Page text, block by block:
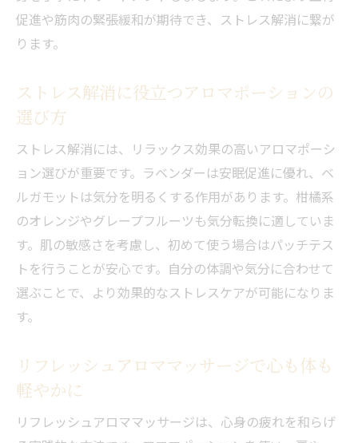
アロマポーションで家族のストレス解消を
家族団らんにぴったりのリフレッシュアイ
みんなで癒されるアロマポーションの使い
方
アロマトリートメントで穏やかな日々を手に入
れる
アロマトリートメントで穏やかな毎日を実
現するポイント
アロママッサージで心身のバランスを整え
るコツ
果
促進や筋肉の緊張緩和が期待でき、ストレス解消に繋が
ります。
ストレス解消に役立つアロマポーションの
選び方
ストレス解消には、リラックス効果の高いアロマポーシ
ョン選びが重要です。ラベンダーは安眠促進に優れ、ベ
ルガモットは気分を明るくする作用があります。柑橘系
のオレンジやグレープフルーツも気分転換に適していま
す。肌の敏感さを考慮し、初めて使う場合はパッチテス
トを行うことが安心です。自分の体調や気分に合わせて
選ぶことで、より効果的なストレスケアが可能になりま
す。
リフレッシュアロママッサージで心も体も
軽やかに
リフレッシュアロママッサージは、心身の疲れを和らげ